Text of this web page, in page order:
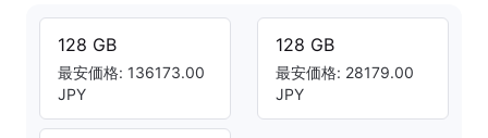
128 GB
最安価格: 136173.00
JPY
128 GB
最安価格: 28179.00
JPY